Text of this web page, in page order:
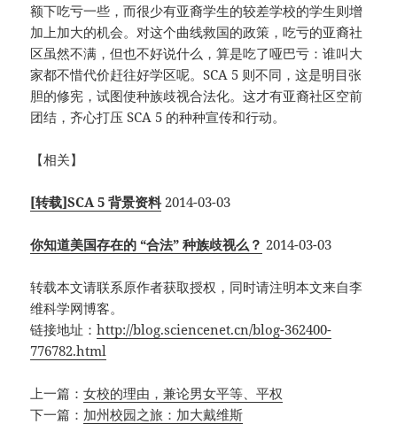
额下吃亏一些，而很少有亚裔学生的较差学校的学生则增
加上加大的机会。对这个曲线救国的政策，吃亏的亚裔社
区虽然不满，但也不好说什么，算是吃了哑巴亏：谁叫大
家都不惜代价赶往好学区呢。SCA 5 则不同，这是明目张
胆的修宪，试图使种族歧视合法化。这才有亚裔社区空前
团结，齐心打压 SCA 5 的种种宣传和行动。
【相关】
[转载]SCA 5 背景资料 2014-03-03
你知道美国存在的 “合法” 种族歧视么？ 2014-03-03
转载本文请联系原作者获取授权，同时请注明本文来自李
维科学网博客。
链接地址：http://blog.sciencenet.cn/blog-362400-
776782.html
上一篇：女校的理由，兼论男女平等、平权
下一篇： 加州校园之旅：加大戴维斯